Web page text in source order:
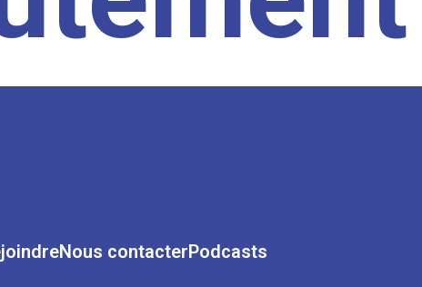
Nous contacterPodcasts